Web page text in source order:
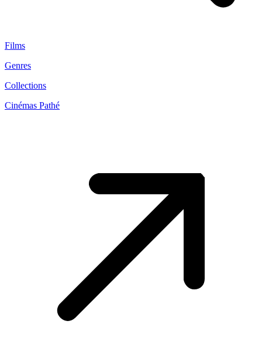
Films
Genres
Collections
Cinémas Pathé